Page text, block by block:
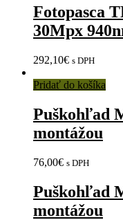
Fotopasca
30Mpx
292,10€ s DPH
Pridať do košíka
Puškohľad
montážou
76,00€ s DPH
Puškohľad
montážou